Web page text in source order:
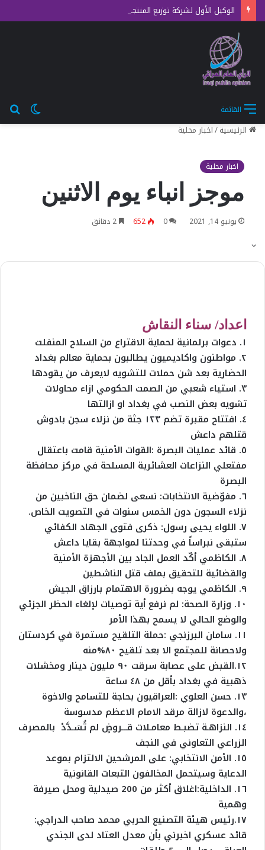
الوضع
المظلم
القائمة
الرئيسية/اخبار محلية
اخبار محلية
موجز انباء يوم الاثنين
يونيو 14, 2021 0
652
اعداد/ سناء النقاش
١. دعوات برلمانية لحماية الاقتراع من السلاح المنفلت
٢. مواطنون واكاديميون يطالبون بحماية معالم بغداد
الحضارية بعد شن حملات للتشويه لايعرف من يقودها
٣. استياء شعبي من الصمت الحكومي ازاء محاولات
تشويه بعض النصب في بغداد او ازالتها
٤. افتتاح مقبرة تضم ١٢٣ جثة من نزلاء سجن بادوش
قتلهم داعش
٥. قائد عمليات البصرة :القوات الأمنية قامت باعتقال
مفتعلي النزاعات العشائرية المسلحة في مركز محافظة
البصرة
٦. مفوّضية الانتخابات: نسعى لضمان حق الناخبين من
نزلاء السجون دون الخمس سنوات في التصويت الخاص.
٧. اللواء يحيى رسول: ذكرى فتوى الجهاد الكفائي
ستبقى نبراساً في وحدتنا لمواجهة بقايا داعش
٨. الكاظمي أكّد العمل الجاد بين الأجهزة الأمنية
والقضائية للتحقيق بملف قتل الناشطين
٩. الكاظمي يوجه بضرورة الاهتمام بارزاق الجيش
١٠. وزارة الصحة: لم نرفع أية توصيات لإلغاء الحظر الجزئي
والوضع الحالي لا يسمح بهذا الأمر
١١. سامان البرزنجي :حملة التلقيح مستمرة في كردستان
ولاحصانة للمجتمع الا بعد تلقيح ٨٠%منه
١٢.القبض على عصابة سرقت ٩٠ مليون دينار ومخشلات
ذهبية في بغداد بأقل من ٤٨ ساعة
١٣. حسن العلوي :العراقيون بحاجة للتسامح والاخوة
،والدعوة لازالة مرقد الامام الاعظم مدسوسة
١٤. النزاهـة تضبـط معامـلات قـــروضٍ لم تُسَـدَّدْ بالمصرف
الزراعي التعاوني في النجف
١٥. الأمن الانتخابي: على المرشحين الالتزام بموعد
الدعاية وسيتحمل المخالفون التبعات القانونية
١٦. ‏الداخلية:اغلاق أكثر من 200 صيدلية ومحل صيرفة
وهمية
١٧.رئيس هيئة التصنيع الحربي محمد صاحب الدراجي:
قائد عسكري اخبرني بأن معدل العتاد لدى الجندي